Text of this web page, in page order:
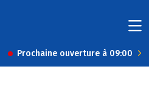
Prochaine ouverture à 09:00